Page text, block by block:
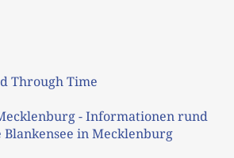
Through Time
- Informationen rund
Blankensee in Mecklenburg